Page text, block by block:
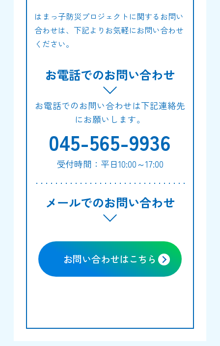
はまっ子防災プロジェクトに関するお問い
合わせは、下記よりお気軽にお問い合わせ
ください。
お電話でのお問い合わせ
お電話でのお問い合わせは下記連絡先
にお願いします。
045-565-9936
受付時間：平日10:00～17:00
メールでのお問い合わせ
お問い合わせはこちら